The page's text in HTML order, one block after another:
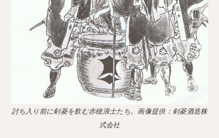
討ち入り前に剣菱を飲む赤穂浪士たち。画像提供：剣菱酒造株
式会社